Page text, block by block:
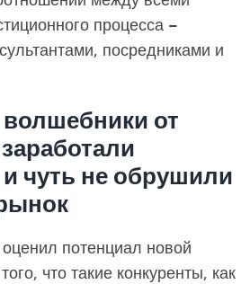
процесса –
посредниками и
от
чуть не обрушили
потенциал новой
что такие конкуренты, как